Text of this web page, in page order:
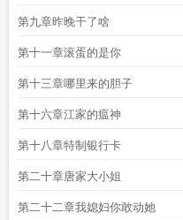
第九章昨晚干了啥
第十一章滚蛋的是你
第十三章哪里来的胆子
第十六章江家的瘟神
第十八章特制银行卡
第二十章唐家大小姐
第二十二章我媳妇你敢动她